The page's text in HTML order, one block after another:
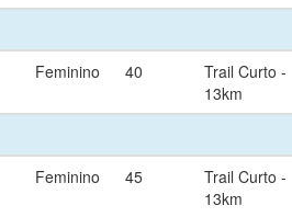
Feminino 40
Trail Curto -
13km
Feminino 45
Trail Curto -
13km